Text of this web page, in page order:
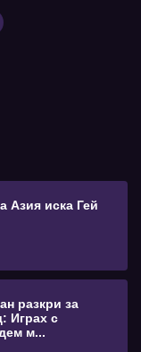
Азия иска Гей
разкри за
Играх с
м...